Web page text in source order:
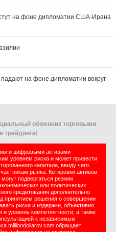
на фоне дипломатии США‑Ирана
на фоне дипломатии вокруг
обменник торговыми
трейдинга!
и цифровыми активами
уровнем риска и может привести
капитала, ввиду чего
рынка. Котировки активов
подвергаться резким
или политических
кредитования дополнительно
принятием решения о совершении
риски и издержки, объективно
уровень компетентности, а также
к независимым
milliondollarov.com обращает